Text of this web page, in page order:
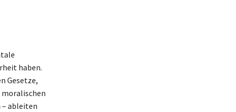
haben.
Gesetze,
moralischen
– ableiten